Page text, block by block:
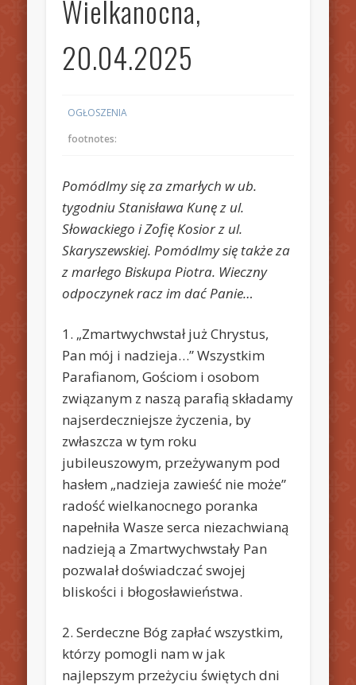
Wielkanocna,
20.04.2025
OGŁOSZENIA
footnotes:
Pomódlmy się za zmarłych w ub.
tygodniu Stanisława Kunę z ul.
Słowackiego i Zofię Kosior z ul.
Skaryszewskiej. Pomódlmy się także za
z marłego Biskupa Piotra. Wieczny
odpoczynek racz im dać Panie…
1. „Zmartwychwstał już Chrystus,
Pan mój i nadzieja…” Wszystkim
Parafianom, Gościom i osobom
związanym z naszą parafią składamy
najserdeczniejsze życzenia, by
zwłaszcza w tym roku
jubileuszowym, przeżywanym pod
hasłem „nadzieja zawieść nie może”
radość wielkanocnego poranka
napełniła Wasze serca niezachwianą
nadzieją a Zmartwychwstały Pan
pozwalał doświadczać swojej
bliskości i błogosławieństwa.
2. Serdeczne Bóg zapłać wszystkim,
którzy pomogli nam w jak
najlepszym przeżyciu świętych dni